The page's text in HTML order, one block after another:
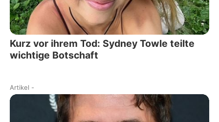
Kurz vor ihrem Tod: Sydney Towle teilte
wichtige Botschaft
Artikel -